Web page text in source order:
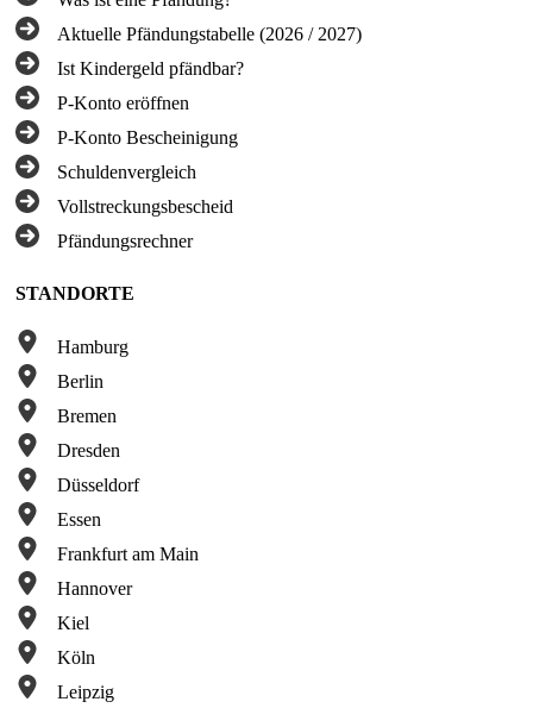
Aktuelle Pfändungstabelle (2026 / 2027)
Ist Kindergeld pfändbar?
P-Konto eröffnen
P-Konto Bescheinigung
Schuldenvergleich
Vollstreckungsbescheid
Pfändungsrechner
STANDORTE
Hamburg
Berlin
Bremen
Dresden
Düsseldorf
Essen
Frankfurt am Main
Hannover
Kiel
Köln
Leipzig